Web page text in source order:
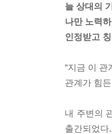
늘 상대의
나만 노력
인정받고
“지금 이 관
관계가 힘
내 주변의
출간되었